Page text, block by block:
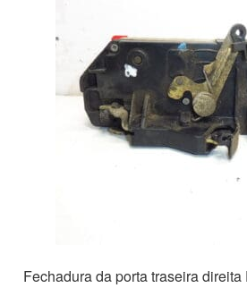
Fechadura da porta traseira